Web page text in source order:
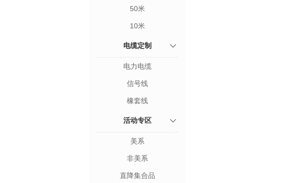
50米
10米
电缆定制
电力电缆
信号线
橡套线
活动专区
美系
非美系
直降集合品